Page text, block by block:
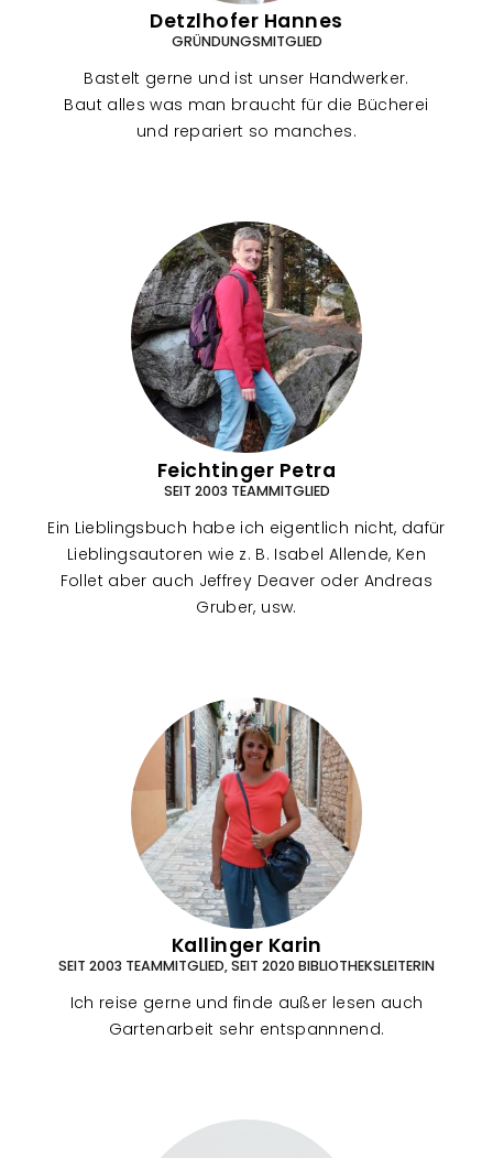
Detzlhofer Hannes
GRÜNDUNGSMITGLIED
Bastelt gerne und ist unser Handwerker.
Baut alles was man braucht für die Bücherei
und repariert so manches.
Feichtinger Petra
SEIT 2003 TEAMMITGLIED
Ein Lieblingsbuch habe ich eigentlich nicht, dafür
Lieblingsautoren wie z. B. Isabel Allende, Ken
Follet aber auch Jeffrey Deaver oder Andreas
Gruber, usw.
Kallinger Karin
SEIT 2003 TEAMMITGLIED, SEIT 2020 BIBLIOTHEKSLEITERIN
Ich reise gerne und finde außer lesen auch
Gartenarbeit sehr entspannnend.